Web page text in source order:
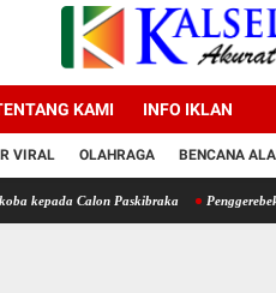
KAMI INFO IKLAN
VIRAL OLAHRAGA BENCANA
Paskibraka Penggerebekan di Jaro